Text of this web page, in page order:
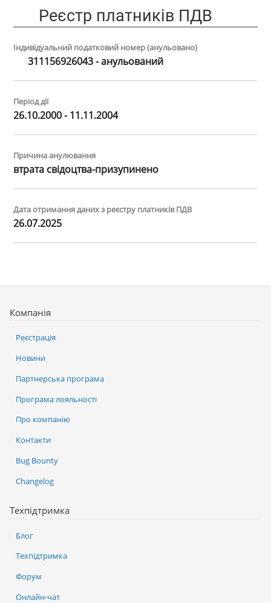
Реєстр платників ПДВ
Індивідуальний податковий номер (анульовано)
311156926043 - анульований
Період дії
26.10.2000 - 11.11.2004
Причина анулювання
втрата свiдоцтва-призупинено
Дата отримання даних з реєстру платників ПДВ
26.07.2025
Компанія
Реєстрація
Новини
Партнерська програма
Програма лояльності
Про компанію
Контакти
Bug Bounty
Changelog
Техпідтримка
Блог
Техпідтримка
Форум
Онлайн-чат